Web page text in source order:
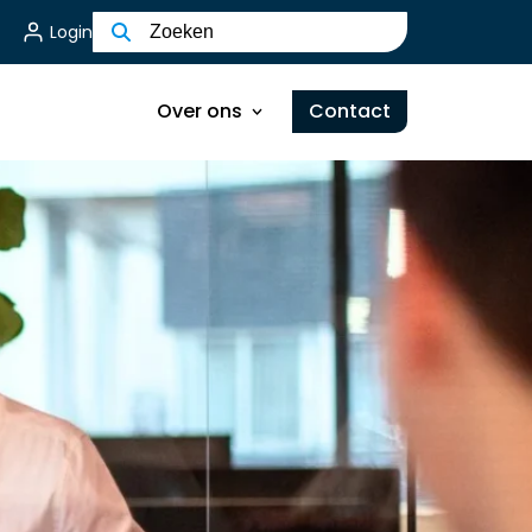
Login
Over ons
Kernwaarden en Visie
Certificering
Bakker & Bosch Group
Contact
Kernwaarden en Visie
Certificering